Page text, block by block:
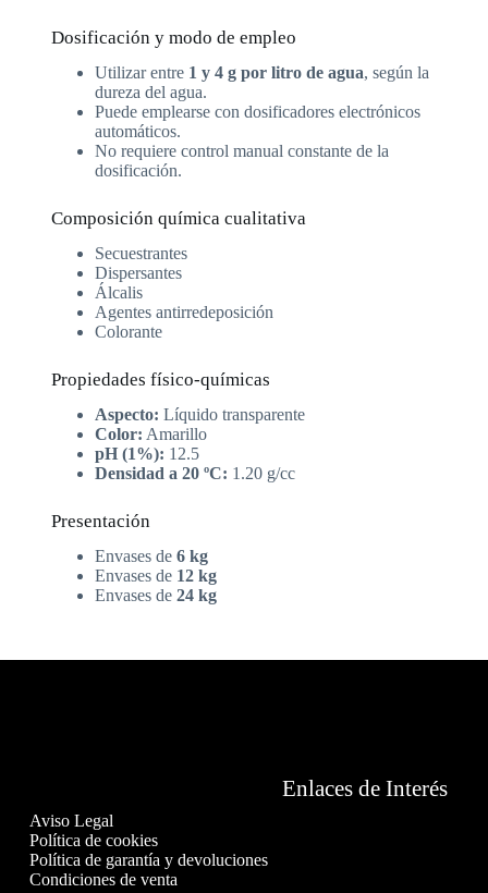
Dosificación y modo de empleo
Utilizar entre 1 y 4 g por litro de agua, según la
dureza del agua.
Puede emplearse con dosificadores electrónicos
automáticos.
No requiere control manual constante de la
dosificación.
Composición química cualitativa
Secuestrantes
Dispersantes
Álcalis
Agentes antirredeposición
Colorante
Propiedades físico-químicas
Aspecto: Líquido transparente
Color: Amarillo
pH (1%): 12.5
Densidad a 20 ºC: 1.20 g/cc
Presentación
Envases de 6 kg
Envases de 12 kg
Envases de 24 kg
Enlaces de Interés
Aviso Legal
Política de cookies
Política de garantía y devoluciones
Condiciones de venta